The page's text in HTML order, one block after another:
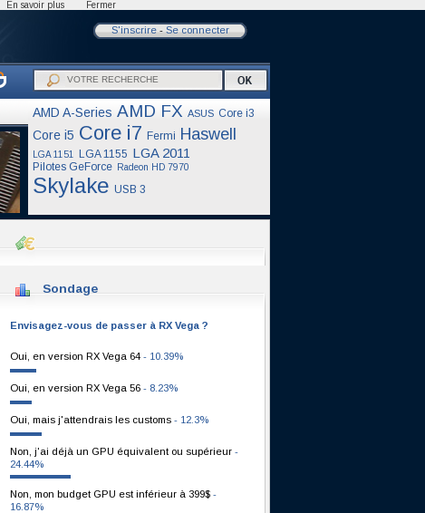
S'inscrire- Se connecter
AMD A-Series AMD FX ASUS Core i3
Core i5 Core i7 Fermi Haswell
LGA 1151 LGA 1155 LGA 2011
Pilotes GeForce Radeon HD 7970
Skylake USB 3
Sondage
Envisagez-vous de passer à RX Vega ?
Oui, en version RX Vega 64 - 10.39%
Oui, en version RX Vega 56 - 8.23%
Oui, mais j'attendrais les customs - 12.3%
Non, j'ai déjà un GPU équivalent ou supérieur -
24.44%
Non, mon budget GPU est inférieur à 399$ -
16.87%
En savoir plus Fermer